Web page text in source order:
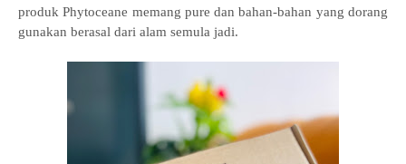
produk Phytoceane memang pure dan bahan-bahan yang dorang
gunakan berasal dari alam semula jadi.